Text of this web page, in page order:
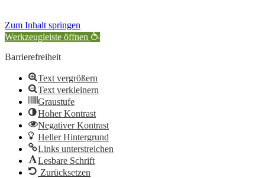
Zum Inhalt springen
Werkzeugleiste öffnen
Barrierefreiheit
Text vergrößern
Text verkleinern
Graustufe
Hoher Kontrast
Negativer Kontrast
Heller Hintergrund
Links unterstreichen
Lesbare Schrift
Zurücksetzen